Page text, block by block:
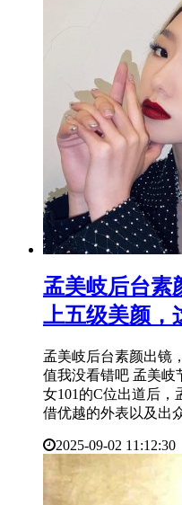
孟美岐后台素
上五级美颜，
孟美岐后台素颜出镜
值我没看错吧 孟美岐
女101的C位出道后
借优越的外表以及出
2025-09-02 11:12:30